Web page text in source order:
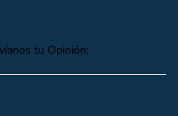
tu Opinión: